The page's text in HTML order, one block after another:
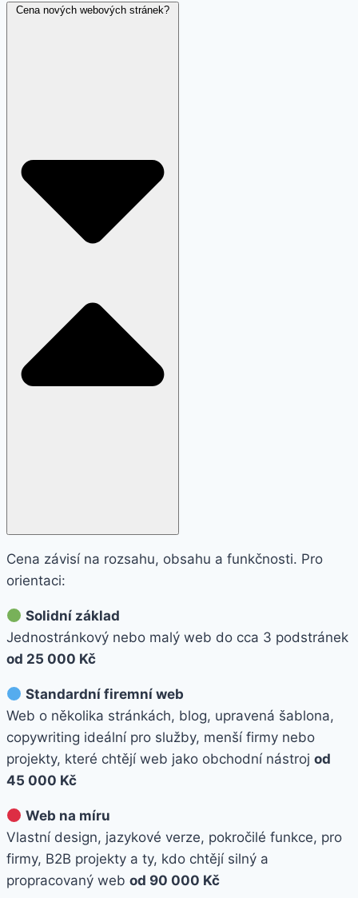
Cena nových webových stránek?
Cena závisí na rozsahu, obsahu a funkčnosti. Pro
orientaci:
Solidní základ
Jednostránkový nebo malý web do cca 3 podstránek
od 25 000 Kč
Standardní firemní web
Web o několika stránkách, blog, upravená šablona,
copywriting ideální pro služby, menší firmy nebo
projekty, které chtějí web jako obchodní nástroj od
45 000 Kč
Web na míru
Vlastní design, jazykové verze, pokročilé funkce, pro
firmy, B2B projekty a ty, kdo chtějí silný a
propracovaný web od 90 000 Kč